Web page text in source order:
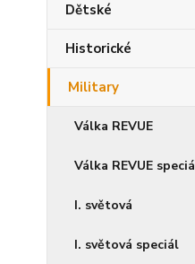
Dětské
Historické
Military
Válka REVUE
Válka REVUE
I. světová
I. světová speciál